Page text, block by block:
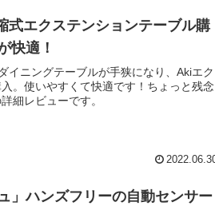
式エクステンションテーブル購
快適！
イニングテーブルが手狭になり、Akiエク
。使いやすくて快適です！ちょっと残念
細レビューです。
」ハンズフリーの自動センサー